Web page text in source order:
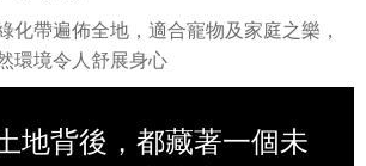
化帶遍佈全地，適合寵物及家庭之樂，
環境令人舒展身心
地背後，都藏著一個未